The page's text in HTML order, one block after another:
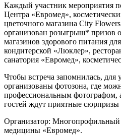
Каждый участник мероприятия
Центра «Евромед»,
цветочного магазина City
организован розыгрыш* призов
магазинов здорового питания
кондитерской «Люклер»,
санатория «Евромед»,
Чтобы встреча запомнилась, для
организованы фотозона, где
профессиональным фотографом,
гостей ждут приятные сюрпризы
Организатор: Многопрофильный
медицины «Евромед».